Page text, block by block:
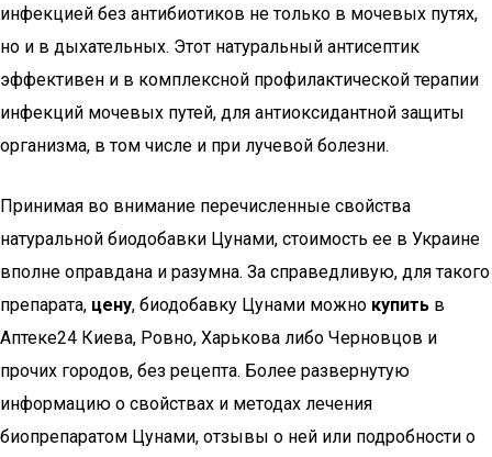
инфекцией без антибиотиков не только в мочевых путях,
но и в дыхательных. Этот натуральный антисептик
эффективен и в комплексной профилактической терапии
инфекций мочевых путей, для антиоксидантной защиты
организма, в том числе и при лучевой болезни.
Принимая во внимание перечисленные свойства
натуральной биодобавки Цунами, стоимость ее в Украине
вполне оправдана и разумна. За справедливую, для такого
препарата, цену, биодобавку Цунами можно купить в
Аптеке24 Киева, Ровно, Харькова либо Черновцов и
прочих городов, без рецепта. Более развернутую
информацию о свойствах и методах лечения
биопрепаратом Цунами, отзывы о ней или подробности о